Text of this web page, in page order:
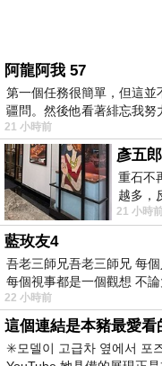
阿龍阿我 57
第一個任務很簡單，但這
疆問。然後他看著緋忘我
21 小時前
彥五
重石不
越多，
習慣一
21 小時
藍玫友4
吾老三師兄吾老三師兄 每
每個視事都是一個觀想 不
22 小時前
這個連結是本豬最愛看
✳️모델이 고급차 옆에서 포